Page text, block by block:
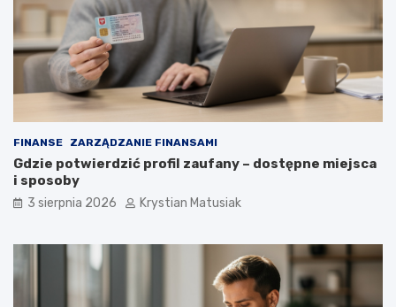
FINANSE ZARZĄDZANIE FINANSAMI
Gdzie potwierdzić profil zaufany – dostępne miejsca
i sposoby
3 sierpnia 2026 Krystian Matusiak